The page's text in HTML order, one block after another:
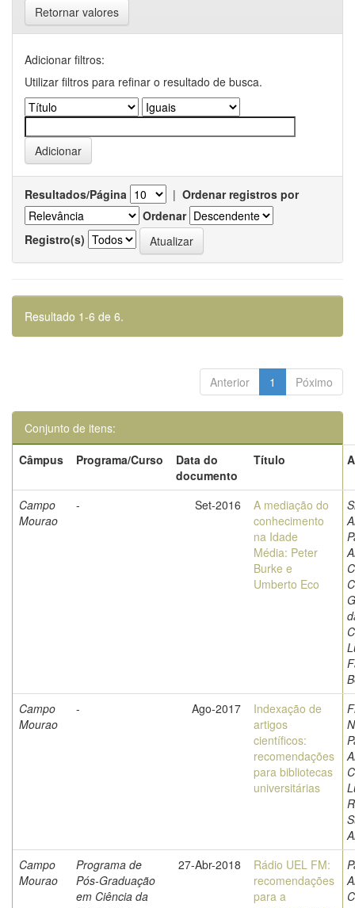
Retornar valores
Adicionar filtros:
Utilizar filtros para refinar o resultado de busca.
Resultados/Página | Ordenar registros por
Ordenar
Registro(s)
Resultado 1-6 de 6.
Anterior 1 Póximo
Conjunto de itens:
Câmpus
Programa/Curso
Data do
documento
Título
Campo
Mourao
- Set-2016
A mediação do
conhecimento
na Idade
Média: Peter
Burke e
Umberto Eco
Campo
Mourao
- Ago-2017
Indexação de
artigos
científicos:
recomendações
para bibliotecas
universitárias
Campo
Mourao
Programa de
Pós-Graduação
em Ciência da
27-Abr-2018
Rádio UEL FM:
recomendações
para a